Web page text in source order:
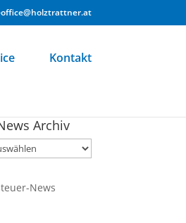
Kontakt
Archiv
News